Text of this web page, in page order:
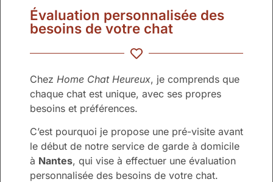
Évaluation personnalisée des
besoins de votre chat
Chez Home Chat Heureux, je comprends que
chaque chat est unique, avec ses propres
besoins et préférences.
C’est pourquoi je propose une pré-visite avant
le début de notre service de garde à domicile
à Nantes, qui vise à effectuer une évaluation
personnalisée des besoins de votre chat.